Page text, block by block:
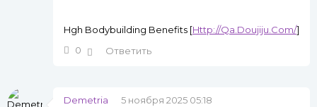
Hgh Bodybuilding Benefits [Http://Qa.Doujiju.Com/]
0
Ответить
Demetria
5 ноября 2025 05:18